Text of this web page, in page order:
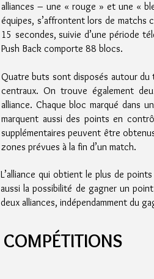
alliances – une « rouge » et une «
équipes, s’affrontent lors de matchs
15 secondes, suivie d’une période
Push Back comporte 88 blocs.
Quatre buts sont disposés autour
centraux. On trouve également
alliance. Chaque bloc marqué dans
marquent aussi des points en
supplémentaires peuvent être
zones prévues à la fin d’un match.
L’alliance qui obtient le plus de
aussi la possibilité de gagner un
deux alliances, indépendamment du
COMPÉTITIONS